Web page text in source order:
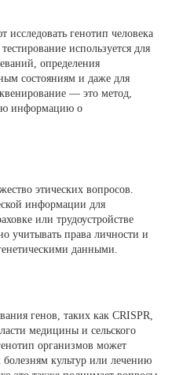
генотип человека
используется для
определения
состояниям и даже для
— это метод,
информацию о
этических вопросов.
информации для
или трудоустройстве
учитывать права личности и
данными.
генов, таких как CRISPR,
медицины и сельского
организмов может
культур или лечению